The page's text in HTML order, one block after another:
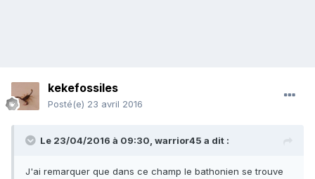
kekefossiles
Posté(e) 23 avril 2016
Le 23/04/2016 à 09:30, warrior45 a dit :
J'ai remarquer que dans ce champ le bathonien se trouve